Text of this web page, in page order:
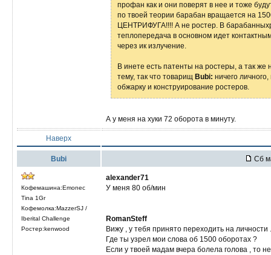
профан как и они поверят в нее и тоже
по твоей теории барабан вращается на
ЦЕНТРИФУГА!!!! А не ростер. В
теплопередача в основном идет
через ик излучение.
В инете есть патенты на ростеры, а так
тему, так что товарищ Bubi: ничего
обжарку и конструирование ростеров.
А у меня на хуки 72 оборота в минуту.
Наверх
Bubi Сб
Кофемашина:Emonec
Tina 1Gr
Кофемолка:MazzerSJ /
Iberital Challenge
Ростер:kenwood
alexander71
У меня 80 об/мин
RomanSteff
Вижу , у тебя принято переходить на личности .
Где ты узрел мои слова об 1500 оборотах ?
Если у твоей мадам вчера болела голова , то